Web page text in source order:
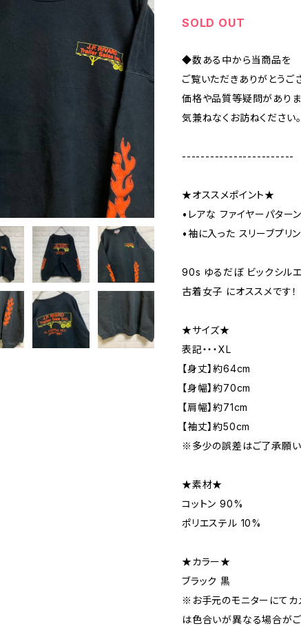
SOLD OUT
◆数ある中から当商品を
ご覧いただきありがとう
価格や品質等疑問がありま
気兼ねなくお訪ねください。
------------------------
★オススメポイント★
•レアな ファイヤーパター
•袖に入った スリーブプリ
90s ゆるだぼ ビックシル
古着女子 にオススメです！
★サイズ★
表記・・・XL
【身丈】約64cm
【身幅】約70cm
【肩幅】約71cm
【袖丈】約50cm
※多少の誤差はご了承願い
★素材★
コットン 90%
ポリエステル 10%
★カラー★
ブラック 黒
※お手元のモニターにて
は色合いが異なる場合がご